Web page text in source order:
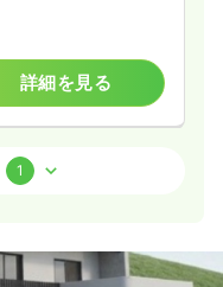
詳細を見る
1